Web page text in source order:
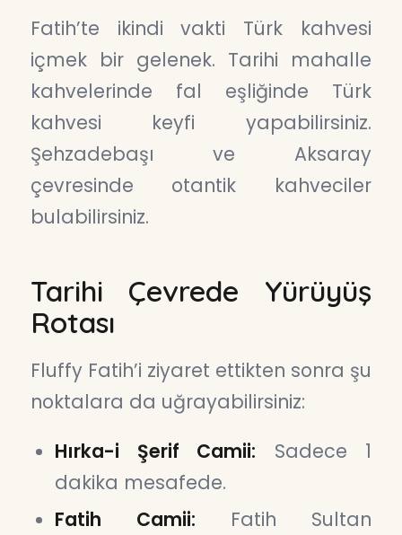
Fatih’te ikindi vakti Türk kahvesi
içmek bir gelenek. Tarihi mahalle
kahvelerinde fal eşliğinde Türk
kahvesi keyfi yapabilirsiniz.
Şehzadebaşı ve Aksaray
çevresinde otantik kahveciler
bulabilirsiniz.
Tarihi Çevrede Yürüyüş
Rotası
Fluffy Fatih’i ziyaret ettikten sonra şu
noktalara da uğrayabilirsiniz:
Hırka-i Şerif Camii: Sadece 1
dakika mesafede.
Fatih Camii: Fatih Sultan